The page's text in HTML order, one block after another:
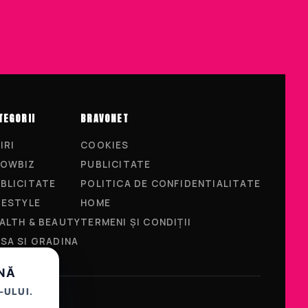
& BEAUTY
SI GRADINA
BRAVONET
COOKIES
PUBLICITATE
POLITICA DE CONFIDENTIALITATE
HOME
TERMENI ȘI CONDIȚII
ULUI.